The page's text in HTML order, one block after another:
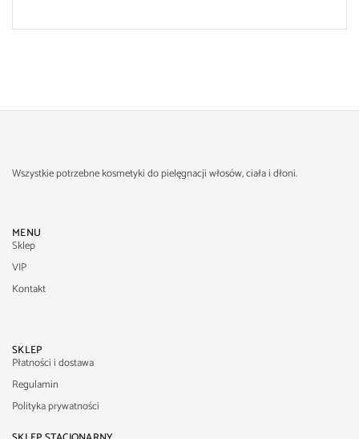
Wszystkie potrzebne kosmetyki do pielęgnacji włosów, ciała i dłoni.
MENU
Sklep
VIP
Kontakt
SKLEP
Płatności i dostawa
Regulamin
Polityka prywatności